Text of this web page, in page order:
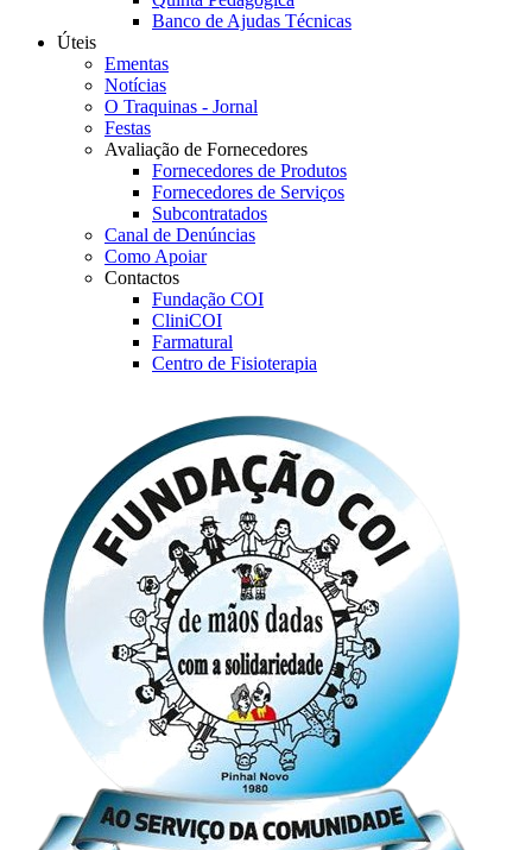
Banco de Ajudas Técnicas
Úteis
Ementas
Notícias
O Traquinas - Jornal
Festas
Avaliação de Fornecedores
Fornecedores de Produtos
Fornecedores de Serviços
Subcontratados
Canal de Denúncias
Como Apoiar
Contactos
Fundação COI
CliniCOI
Farmatural
Centro de Fisioterapia